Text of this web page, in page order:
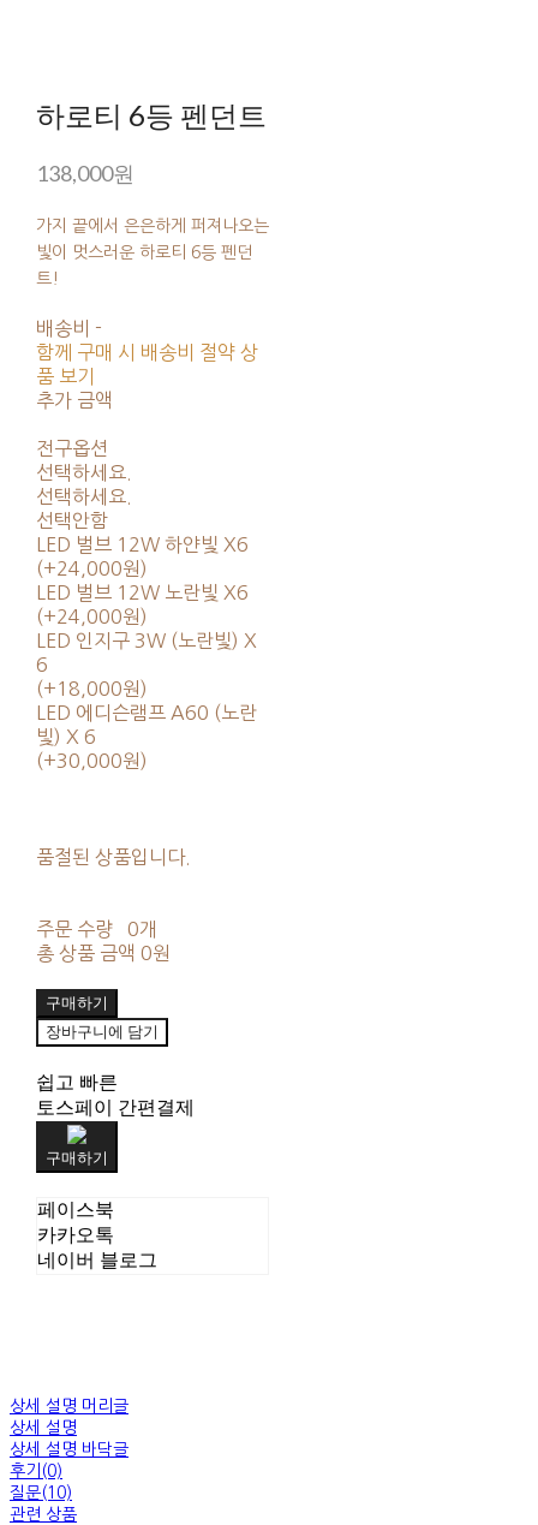
하로티 6등 펜던트
138,000원
가지 끝에서 은은하게 퍼져나오는
빛이 멋스러운 하로티 6등 펜던
트!
배송비 -
함께 구매 시 배송비 절약 상
품 보기
추가 금액
전구옵션
선택하세요.
선택하세요.
선택안함
LED 벌브 12W 하얀빛 X6
(+24,000원)
LED 벌브 12W 노란빛 X6
(+24,000원)
LED 인지구 3W (노란빛) X
6
(+18,000원)
LED 에디슨램프 A60 (노란
빛) X 6
(+30,000원)
품절된 상품입니다.
주문 수량
0개
총 상품 금액 0원
구매하기
장바구니에 담기
쉽고 빠른
토스페이 간편결제
구매하기
페이스북
카카오톡
네이버 블로그
상세 설명 머리글
상세 설명
상세 설명 바닥글
후기(0)
질문(10)
관련 상품